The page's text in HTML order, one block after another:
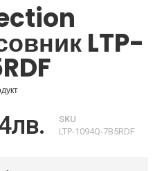
LTP-
SKU
LTP-1094Q-7B5RDF